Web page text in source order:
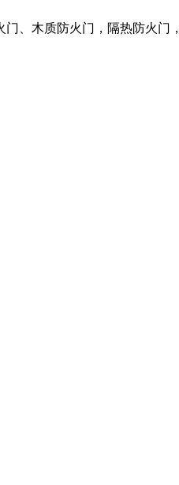
、木质防火门，隔热防火